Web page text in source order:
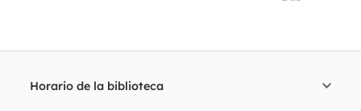
Horario de la biblioteca